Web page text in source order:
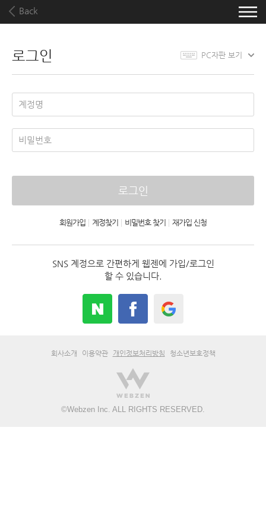
Back
로그인 PC자판 보기
로그인
회원가입 계정찾기 비밀번호 찾기 재가입 신청
SNS 계정으로 간편하게 웹젠에 가입/로그인
할 수 있습니다.
회사소개 이용약관 개인정보처리방침 청소년보호정책
©Webzen Inc. ALL RIGHTS RESERVED.